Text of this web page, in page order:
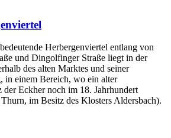
Herbergenviertel entlang von
und Dingolfinger Straße liegt in der
des alten Marktes und seiner
in einem Bereich, wo ein alter
der Eckher noch im 18. Jahrhundert
im Besitz des Klosters Aldersbach).